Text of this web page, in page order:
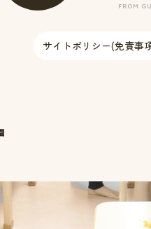
FROM
サイトポリシー(免責事